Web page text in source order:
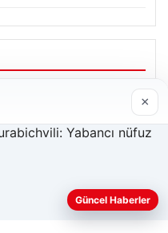
iyi anlayabilmek,
×
Güncel Haberler